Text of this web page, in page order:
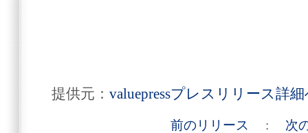
提供元： valuepressプレスリリース詳
前のリリース : 次